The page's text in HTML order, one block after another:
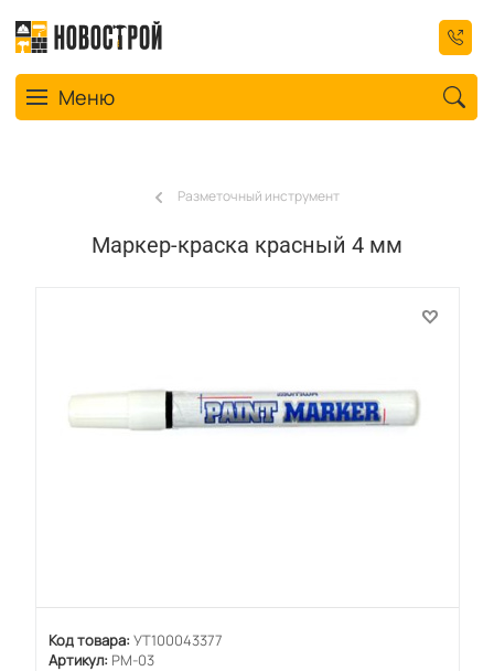
Toggle navigation
Меню
Разметочный инструмент
Маркер-краска красный 4 мм
Код товара: УТ100043377
Артикул: PM-03